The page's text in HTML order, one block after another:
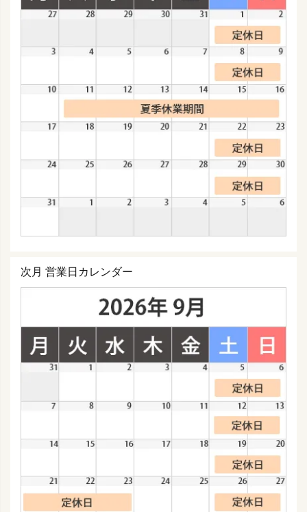
次月 営業日カレンダー